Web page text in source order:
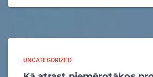
UNCATEGORIZED